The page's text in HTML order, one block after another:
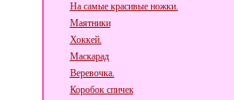
На самые красивые ножки.
Маятники
Хоккей.
Маскарад
Веревочка.
Коробок спичек